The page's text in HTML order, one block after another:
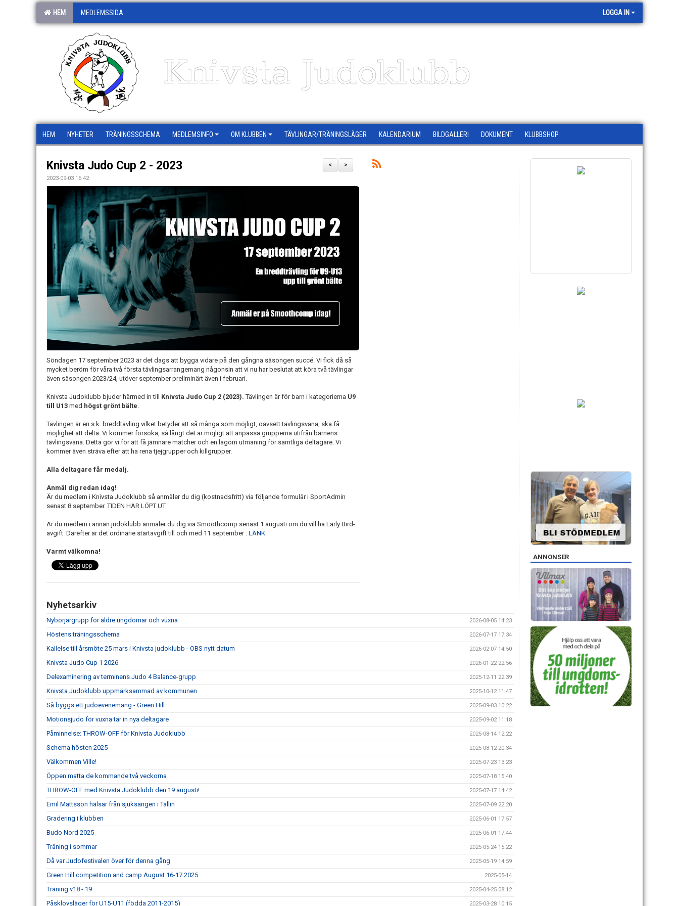
HEM MEDLEMSSIDA LOGGA IN
Knivsta Judoklubb
HEM NYHETER TRÄNINGSSCHEMA MEDLEMSINFO OM KLUBBEN TÄVLINGAR/TRÄNINGSLÄGER KALENDARIUM BILDGALLERI DOKUMENT KLUBBSHOP
>
<
Knivsta Judo Cup 2 - 2023
2023-09-03 16:42
Söndagen 17 september 2023 är det dags att bygga vidare på den gångna säsongen succé. Vi fick då så
mycket beröm för våra två första tävlingsarrangemang någonsin att vi nu har beslutat att köra två tävlingar
även säsongen 2023/24, utöver september preliminärt även i februari.
Knivsta Judoklubb bjuder härmed in till Knivsta Judo Cup 2 (2023).Tävlingen är för barn i kategorierna U9
till U13 med högst grönt bälte
Tävlingen är en s.k. breddtävling vilket betyder att så många som möjligt, oavsett tävlingsvana, ska få
möjlighet att delta. Vi kommer försöka, så långt det är möjligt att anpassa grupperna utifrån barnens
tävlingsvana. Detta gör vi för att få jämnare matcher och en lagom utmaning för samtliga deltagare. Vi
kommer även sträva efter att ha rena tjejgrupper och killgrupper.
Alla deltagare får medalj.
Anmäl dig redan idag!
Är du medlem i Knivsta Judoklubb så anmäler du dig (kostnadsfritt) via följande formulär i SportAdmin
senast 8 september. TIDEN HAR LÖPT UT
Är du medlem i annan judoklubb anmäler du dig via Smoothcomp senast 1 augusti om du vill ha Early Bird-
avgift. Därefter är det ordinarie startavgift till och med 11 september : LÄNK
Varmt välkomna!
Nyhetsarkiv
Nybörjargrupp för äldre ungdomar och vuxna 2026-08-05 14:23
Höstens träningsschema 2026-07-17 17:34
Kallelse till årsmöte 25 mars i Knivsta judoklubb - OBS nytt datum 2026-02-07 14:50
Knivsta Judo Cup 1 2026 2026-01-22 22:56
Delexaminering av terminens Judo 4 Balance-grupp 2025-12-11 22:39
Knivsta Judoklubb uppmärksammad av kommunen 2025-10-12 11:47
Så byggs ett judoevenemang - Green Hill 2025-09-03 10:22
Motionsjudo för vuxna tar in nya deltagare 2025-09-02 11:18
Påminnelse: THROW-OFF för Knivsta Judoklubb 2025-08-14 12:22
Schema hösten 2025 2025-08-12 20:34
Välkommen Ville! 2025-07-23 13:23
Öppen matta de kommande två veckorna 2025-07-18 15:40
THROW-OFF med Knivsta Judoklubb den 19 augusti! 2025-07-17 14:42
Emil Mattsson hälsar från sjuksängen i Tallin 2025-07-09 22:20
Gradering i klubben 2025-06-01 17:57
Budo Nord 2025 2025-06-01 17:44
Träning i sommar 2025-05-24 15:22
Då var Judofestivalen över för denna gång 2025-05-19 14:59
Green Hill competition and camp August 16-17 2025 2025-05-14
Träning v18 - 19 2025-04-25 08:12
Påsklovsläger för U15-U11 (födda 2011-2015) 2025-03-28 10:15
ANNONSER